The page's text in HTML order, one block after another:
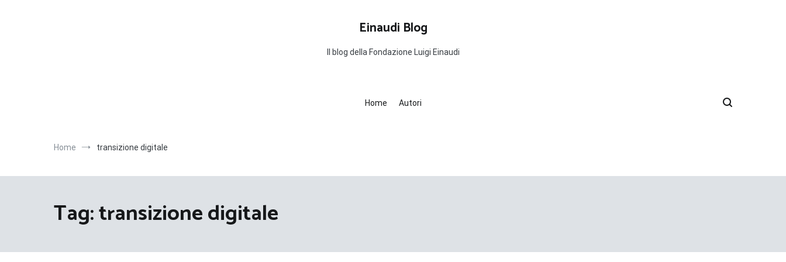
Einaudi Blog
Il blog della Fondazione Luigi Einaudi
Home Autori
Home transizione digitale
Tag:transizione digitale